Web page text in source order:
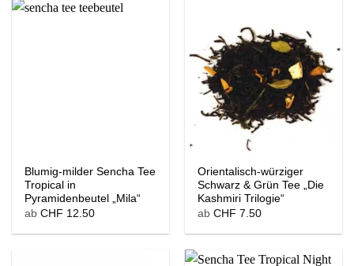
Blumig-milder Sencha Tee
Tropical in
Pyramidenbeutel „Mila“
abCHF 12.50
Orientalisch-würziger
Schwarz & Grün Tee „Die
Kashmiri Trilogie“
abCHF 7.50